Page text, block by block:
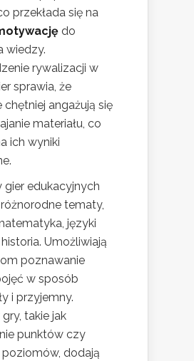
przekłada się na
do
wiedzy.
rywalizacji w
sprawia, że
chętniej angażują się
materiału, co
ich wyniki
gier edukacyjnych
tematy,
języki
Umożliwiają
poznawanie
w sposób
i przyjemny.
takie jak
punktów czy
poziomów, dodają